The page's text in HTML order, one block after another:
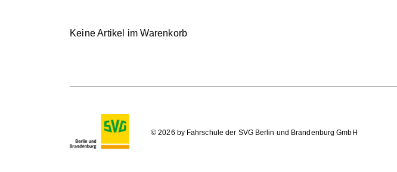
Keine Artikel im Warenkorb
© 2026 by Fahrschule der SVG Berlin und Brandenburg GmbH